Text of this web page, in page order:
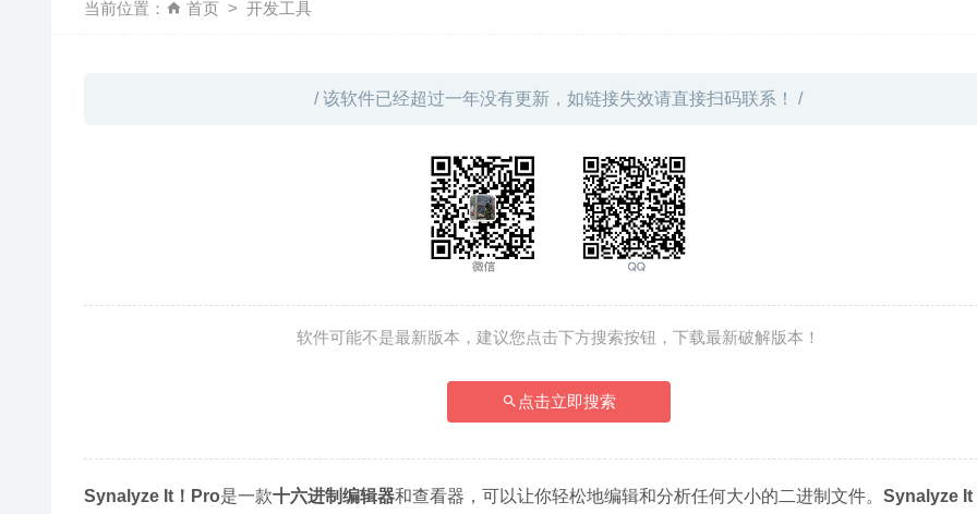
当前位置： 首页 开发工具
/ 该软件已经超过一年没有更新，如链接失效请直接扫码联系！ /
软件可能不是最新版本，建议您点击下方搜索按钮，下载最新破解版本！
点击立即搜索
Synalyze It！Pro是一款十六进制编辑器和查看器，可以让你轻松地编辑和分析任何大小的二进制文件。 Synalyze It